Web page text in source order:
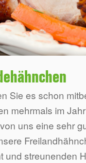
Sie es schon
mehrmals im
uns eine sehr
und streunenden